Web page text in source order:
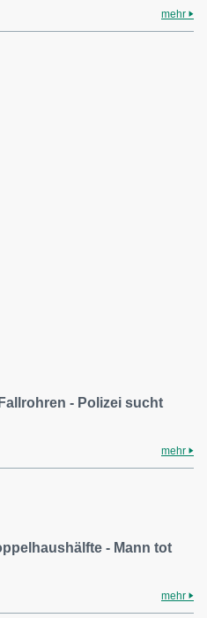
mehr
- Polizei sucht
mehr
- Mann tot
mehr